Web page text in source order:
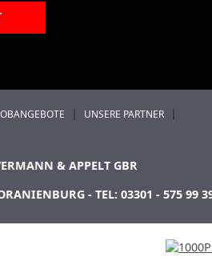
| UNSERE PARTNER |
& APPELT GBR
- TEL: 03301 - 575 99